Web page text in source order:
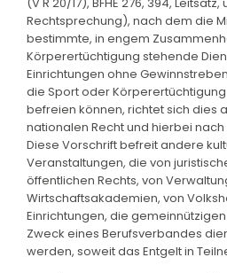
Rechtsprechung), nach dem die
bestimmte, in engem
Körperertüchtigung stehende
Einrichtungen ohne
die Sport oder
befreien können, richtet sich dies
nationalen Recht und hierbei nach
Diese Vorschrift befreit andere
Veranstaltungen, die von
öffentlichen Rechts, von
Wirtschaftsakademien, von
Einrichtungen, die
Zweck eines Berufsverbandes
werden, soweit das Entgelt in